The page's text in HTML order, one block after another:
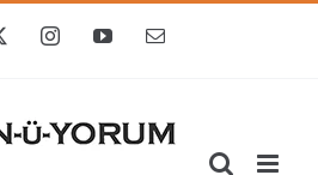
InstagramYouTube
E-